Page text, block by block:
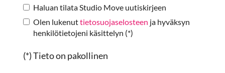
Haluan tilata Studio Move uutiskirjeen
Olen lukenuttietosuojaselosteen ja hyväksyn
henkilötietojeni käsittelyn (*)
(*) Tieto on pakollinen